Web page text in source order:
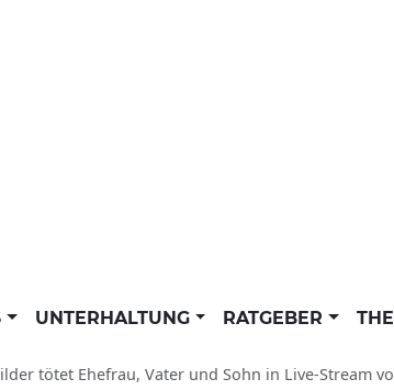
UNTERHALTUNG RATGEBER
tötet Ehefrau, Vater und Sohn in Live-Stream vor Suizid: